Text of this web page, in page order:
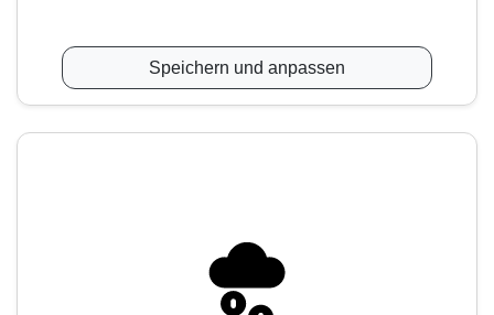
Speichern und anpassen